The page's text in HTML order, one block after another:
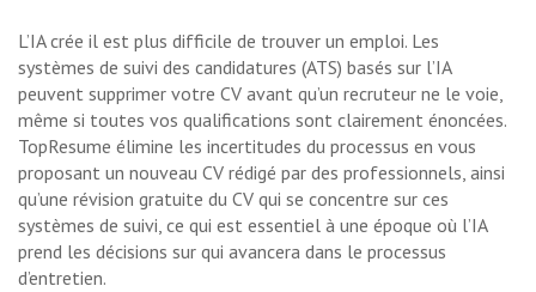
L’IA crée il est plus difficile de trouver un emploi. Les
systèmes de suivi des candidatures (ATS) basés sur l’IA
peuvent supprimer votre CV avant qu’un recruteur ne le voie,
même si toutes vos qualifications sont clairement énoncées.
TopResume élimine les incertitudes du processus en vous
proposant un nouveau CV rédigé par des professionnels, ainsi
qu’une révision gratuite du CV qui se concentre sur ces
systèmes de suivi, ce qui est essentiel à une époque où l’IA
prend les décisions sur qui avancera dans le processus
d’entretien.